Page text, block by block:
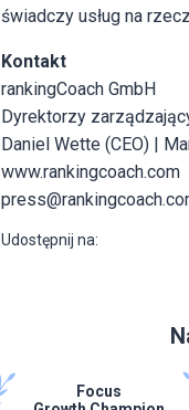
świadczy usług na
Kontakt
rankingCoach GmbH
Dyrektorzy
Daniel Wette (CEO) |
www.rankingcoach.com
Udostępnij na:
Focus